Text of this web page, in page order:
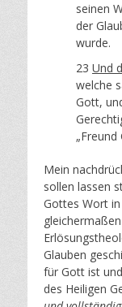
seinen
der
wurde.
23 Und
welche
Gott,
„Freund
Mein
sollen lassen
Gottes Wort in
Glauben
für Gott ist
des Heiligen